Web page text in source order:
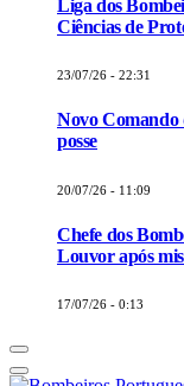
Liga dos
Ciências de
23/07/26 - 22:31
Novo Comando
posse
20/07/26 - 11:09
Chefe dos
Louvor após
17/07/26 - 0:13